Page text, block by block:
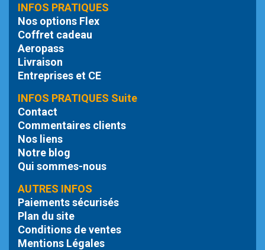
INFOS PRATIQUES
Nos options Flex
Coffret cadeau
Aeropass
Livraison
Entreprises et CE
INFOS PRATIQUES Suite
Contact
Commentaires clients
Nos liens
Notre blog
Qui sommes-nous
AUTRES INFOS
Paiements sécurisés
Plan du site
Conditions de ventes
Mentions Légales